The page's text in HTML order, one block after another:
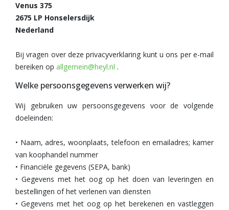
Venus 375
2675 LP Honselersdijk
Nederland
Bij vragen over deze privacyverklaring kunt u ons per e-mail
bereiken op allgemein@heyl.nl .
Welke persoonsgegevens verwerken wij?
Wij gebruiken uw persoonsgegevens voor de volgende
doeleinden:
• Naam, adres, woonplaats, telefoon en emailadres; kamer
van koophandel nummer
• Financiële gegevens (SEPA, bank)
• Gegevens met het oog op het doen van leveringen en
bestellingen of het verlenen van diensten
• Gegevens met het oog op het berekenen en vastleggen